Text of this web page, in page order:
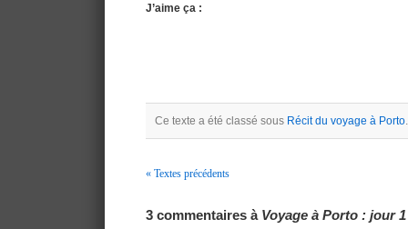
J’aime ça :
Ce texte a été classé sous Récit du voyage à Porto.
« Textes précédents
3 commentaires à Voyage à Porto : jour 1